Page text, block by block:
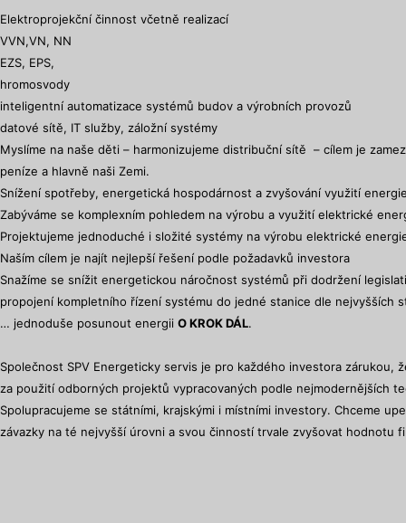
Elektroprojekční činnost včetně realizací
VVN,VN, NN
EZS, EPS,
hromosvody
inteligentní automatizace systémů budov a výrobních provozů
datové sítě, IT služby, záložní systémy
Myslíme na naše děti – harmonizujeme distribuční sítě – cílem je
peníze a hlavně naši Zemi.
Snížení spotřeby, energetická hospodárnost a zvyšování využití
Zabýváme se komplexním pohledem na výrobu a využití elektrické
Projektujeme jednoduché i složité systémy na výrobu elektrické
Naším cílem je najít nejlepší řešení podle požadavků investora
Snažíme se snížit energetickou náročnost systémů při dodržení
propojení kompletního řízení systému do jedné stanice dle nejvyšších
… jednoduše posunout energii O KROK DÁL.
Společnost SPV Energeticky servis je pro každého investora zárukou,
za použití odborných projektů vypracovaných podle nejmodernějších
Spolupracujeme se státními, krajskými i místními investory. Chceme
závazky na té nejvyšší úrovni a svou činností trvale zvyšovat hodnotu